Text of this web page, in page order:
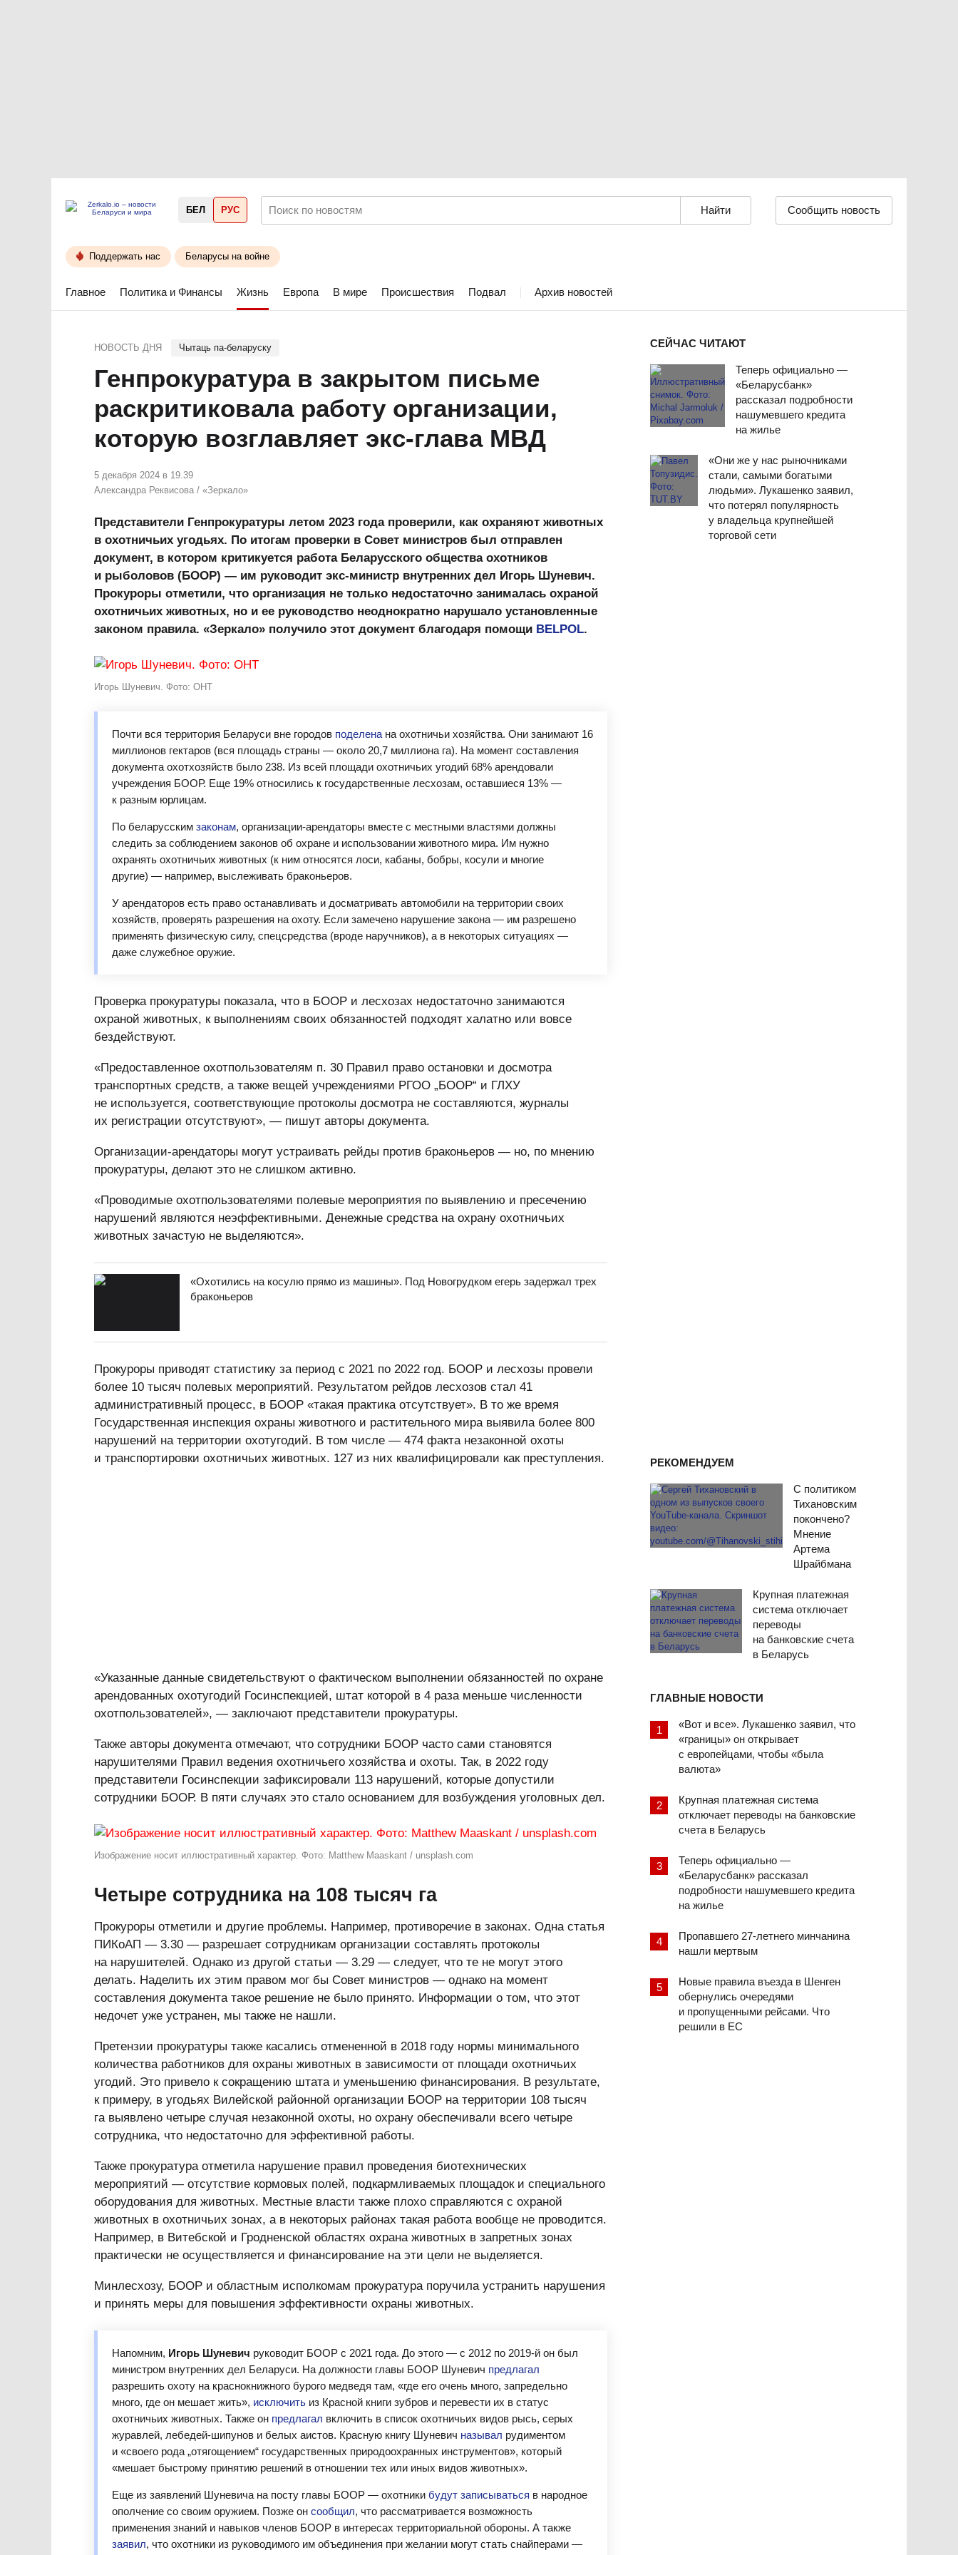
БЕЛ РУС Сообщить новость
Поддержать нас Беларусы на войне
Главное Политика и Финансы Жизнь Европа В мире Происшествия Подвал Архив новостей
СЕЙЧАС ЧИТАЮТ
Теперь официально —
«Беларусбанк»
рассказал подробности
нашумевшего кредита
на жилье
«Они же у нас рыночниками
стали, самыми богатыми
людьми». Лукашенко заявил,
что потерял популярность
у владельца крупнейшей
торговой сети
РЕКОМЕНДУЕМ
С политиком
Тихановским
покончено?
Мнение
Артема
Шрайбмана
Крупная платежная
система отключает
переводы
на банковские счета
в Беларусь
ГЛАВНЫЕ НОВОСТИ
«Вот и все». Лукашенко заявил, что
«границы» он открывает
с европейцами, чтобы «была
валюта»
Крупная платежная система
отключает переводы на банковские
счета в Беларусь
Теперь официально —
«Беларусбанк» рассказал
подробности нашумевшего кредита
на жилье
Пропавшего 27-летнего минчанина
нашли мертвым
Новые правила въезда в Шенген
обернулись очередями
и пропущенными рейсами. Что
решили в ЕС
НОВОСТЬ ДНЯ Чытаць па-беларуску
Генпрокуратура в закрытом письме
раскритиковала работу организации,
которую возглавляет экс-глава МВД
5 декабря 2024 в 19.39
Александра Реквисова / «Зеркало»
Представители Генпрокуратуры летом 2023 года проверили, как охраняют животных
в охотничьих угодьях. По итогам проверки в Совет министров был отправлен
документ, в котором критикуется работа Беларусского общества охотников
и рыболовов (БООР) — им руководит экс-министр внутренних дел Игорь Шуневич.
Прокуроры отметили, что организация не только недостаточно занималась охраной
охотничьих животных, но и ее руководство неоднократно нарушало установленные
законом правила. «Зеркало» получило этот документ благодаря помощи BELPOL.
Игорь Шуневич. Фото: ОНТ
Почти вся территория Беларуси вне городов поделена на охотничьи хозяйства. Они занимают 16
миллионов гектаров (вся площадь страны — около 20,7 миллиона га). На момент составления
документа охотхозяйств было 238. Из всей площади охотничьих угодий 68% арендовали
учреждения БООР. Еще 19% относились к государственные лесхозам, оставшиеся 13% —
к разным юрлицам.
По беларусским законам, организации-арендаторы вместе с местными властями должны
следить за соблюдением законов об охране и использовании животного мира. Им нужно
охранять охотничьих животных (к ним относятся лоси, кабаны, бобры, косули и многие
другие) — например, выслеживать браконьеров.
У арендаторов есть право останавливать и досматривать автомобили на территории своих
хозяйств, проверять разрешения на охоту. Если замечено нарушение закона — им разрешено
применять физическую силу, спецсредства (вроде наручников), а в некоторых ситуациях —
даже служебное оружие.
Проверка прокуратуры показала, что в БООР и лесхозах недостаточно занимаются
охраной животных, к выполнениям своих обязанностей подходят халатно или вовсе
бездействуют.
«Предоставленное охотпользователям п. 30 Правил право остановки и досмотра
транспортных средств, а также вещей учреждениями РГОО „БООР“ и ГЛХУ
не используется, соответствующие протоколы досмотра не составляются, журналы
их регистрации отсутствуют», — пишут авторы документа.
Организации-арендаторы могут устраивать рейды против браконьеров — но, по мнению
прокуратуры, делают это не слишком активно.
«Проводимые охотпользователями полевые мероприятия по выявлению и пресечению
нарушений являются неэффективными. Денежные средства на охрану охотничьих
животных зачастую не выделяются».
«Охотились на косулю прямо из машины». Под Новогрудком егерь задержал трех
браконьеров
Прокуроры приводят статистику за период с 2021 по 2022 год. БООР и лесхозы провели
более 10 тысяч полевых мероприятий. Результатом рейдов лесхозов стал 41
административный процесс, в БООР «такая практика отсутствует». В то же время
Государственная инспекция охраны животного и растительного мира выявила более 800
нарушений на территории охотугодий. В том числе — 474 факта незаконной охоты
и транспортировки охотничьих животных. 127 из них квалифицировали как преступления.
«Указанные данные свидетельствуют о фактическом выполнении обязанностей по охране
арендованных охотугодий Госинспекцией, штат которой в 4 раза меньше численности
охотпользователей», — заключают представители прокуратуры.
Также авторы документа отмечают, что сотрудники БООР часто сами становятся
нарушителями Правил ведения охотничьего хозяйства и охоты. Так, в 2022 году
представители Госинспекции зафиксировали 113 нарушений, которые допустили
сотрудники БООР. В пяти случаях это стало основанием для возбуждения уголовных дел.
Изображение носит иллюстративный характер. Фото: Matthew Maaskant / unsplash.com
Четыре сотрудника на 108 тысяч га
Прокуроры отметили и другие проблемы. Например, противоречие в законах. Одна статья
ПИКоАП — 3.30 — разрешает сотрудникам организации составлять протоколы
на нарушителей. Однако из другой статьи — 3.29 — следует, что те не могут этого
делать. Наделить их этим правом мог бы Совет министров — однако на момент
составления документа такое решение не было принято. Информации о том, что этот
недочет уже устранен, мы также не нашли.
Претензии прокуратуры также касались отмененной в 2018 году нормы минимального
количества работников для охраны животных в зависимости от площади охотничьих
угодий. Это привело к сокращению штата и уменьшению финансирования. В результате,
к примеру, в угодьях Вилейской районной организации БООР на территории 108 тысяч
га выявлено четыре случая незаконной охоты, но охрану обеспечивали всего четыре
сотрудника, что недостаточно для эффективной работы.
Также прокуратура отметила нарушение правил проведения биотехнических
мероприятий — отсутствие кормовых полей, подкармливаемых площадок и специального
оборудования для животных. Местные власти также плохо справляются с охраной
животных в охотничьих зонах, а в некоторых районах такая работа вообще не проводится.
Например, в Витебской и Гродненской областях охрана животных в запретных зонах
практически не осуществляется и финансирование на эти цели не выделяется.
Минлесхозу, БООР и областным исполкомам прокуратура поручила устранить нарушения
и принять меры для повышения эффективности охраны животных.
Напомним, Игорь Шуневич руководит БООР с 2021 года. До этого — с 2012 по 2019-й он был
министром внутренних дел Беларуси. На должности главы БООР Шуневич предлагал
разрешить охоту на краснокнижного бурого медведя там, «где его очень много, запредельно
много, где он мешает жить», исключить из Красной книги зубров и перевести их в статус
охотничьих животных. Также он предлагал включить в список охотничьих видов рысь, серых
журавлей, лебедей-шипунов и белых аистов. Красную книгу Шуневич называл рудиментом
и «своего рода „отягощением“ государственных природоохранных инструментов», который
«мешает быстрому принятию решений в отношении тех или иных видов животных».
Еще из заявлений Шуневича на посту главы БООР — охотники будут записываться в народное
ополчение со своим оружием. Позже он сообщил, что рассматривается возможность
применения знаний и навыков членов БООР в интересах территориальной обороны. А также
заявил, что охотники из руководимого им объединения при желании могут стать снайперами —